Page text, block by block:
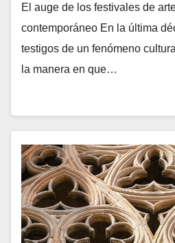
El auge de los festivales de
contemporáneo En la última
testigos de un fenómeno
la manera en que…